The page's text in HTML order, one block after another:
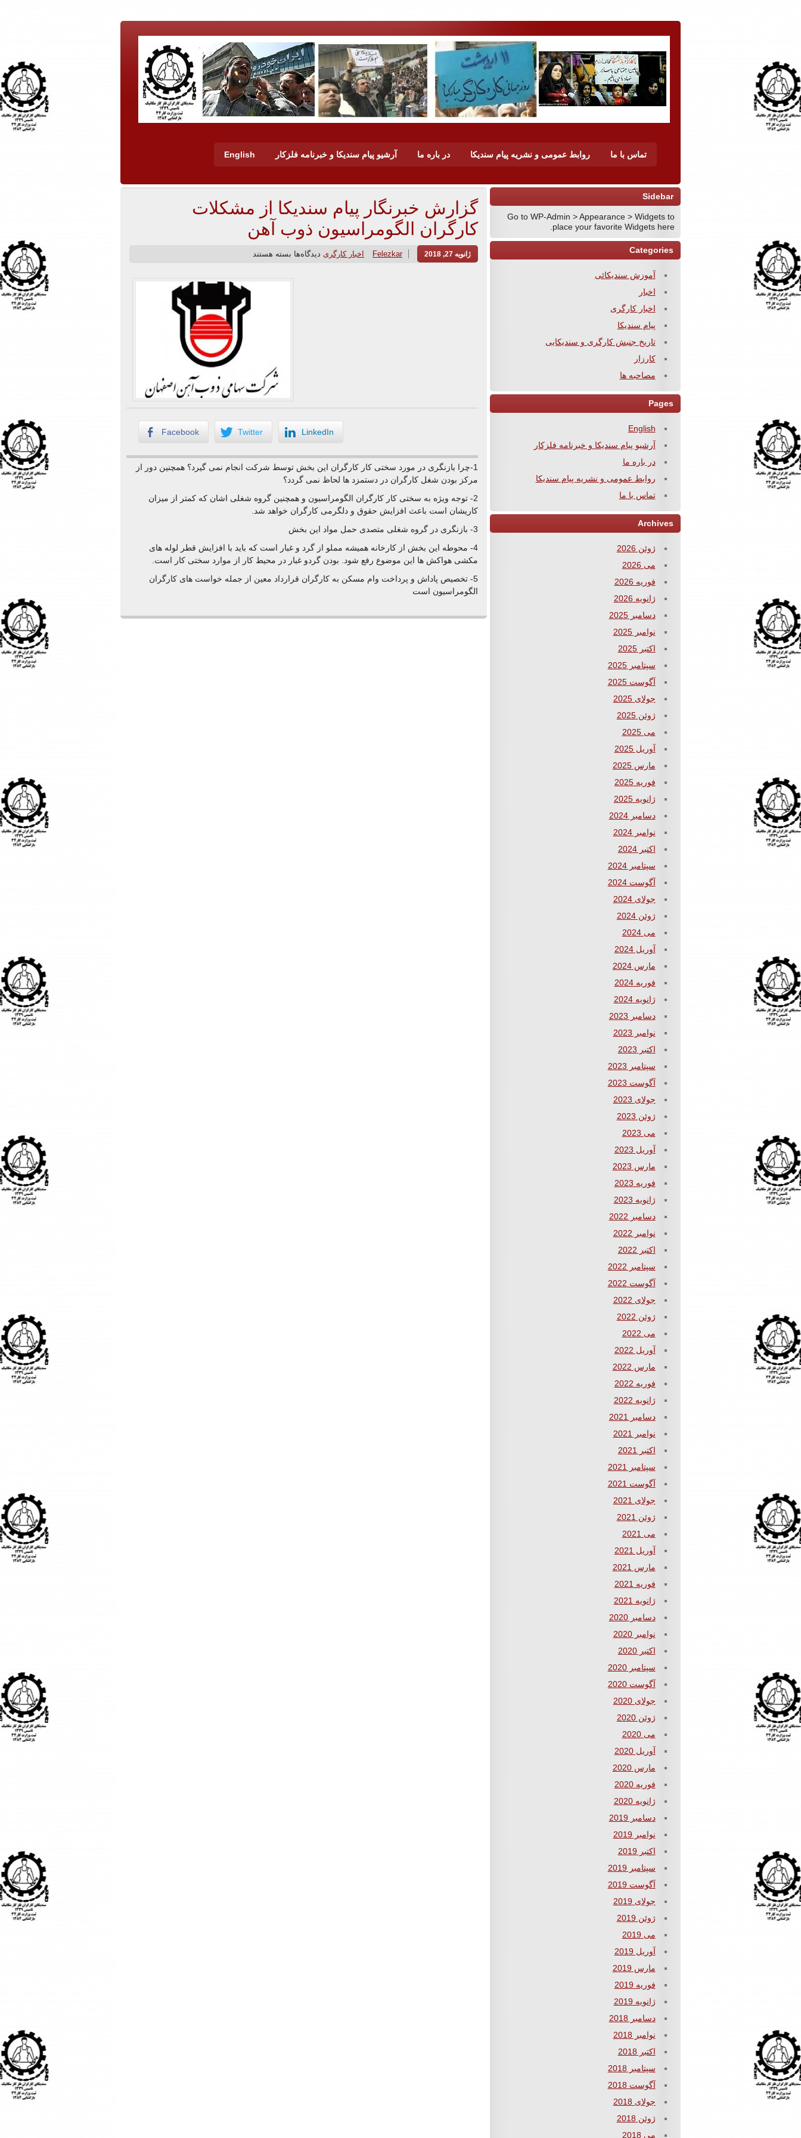
English آرشیو پیام سندیکا و خبرنامه فلزکار در باره ما روابط عمومی و نشریه پیام سندیکا تماس با ما
گزارش خبرنگار پیام سندیکا از مشکلات
کارگران الگومراسیون ذوب آهن
ژانویه 27, 2018 Felezkar اخبار کارگری دیدگاه‌ها بسته هستند
Facebook Twitter LinkedIn
1-چرا بازنگری در مورد سختی کار کارگران این بخش توسط شرکت انجام نمی گیرد؟ همچنین دور از
مرکز بودن شغل کارگران در دستمزد ها لحاظ نمی گردد؟
2- توجه ویژه به سختی کار کارگران الگومراسیون و همچنین گروه شغلی اشان که کمتر از میزان
کاریشان است باعث افزایش حقوق و دلگرمی کارگران خواهد شد.
3- بازنگری در گروه شغلی متصدی حمل مواد این بخش
4- محوطه این بخش از کارخانه همیشه مملو از گرد و غبار است که باید با افزایش قطر لوله های
مکشی هواکش ها این موضوع رفع شود. بودن گردو غبار در محیط کار از موارد سختی کار است.
5- تخصیص پاداش و پرداخت وام مسکن به کارگران قرارداد معین از جمله خواست های کارگران
الگومراسیون است
Sidebar
Go to WP-Admin > Appearance > Widgets to
place your favorite Widgets here.
Categories
آموزش سندیکائی
اخبار
اخبار کارگری
پیام سندیکا
تاریخ جنبش کارگری و سندیکایی
کارزار
مصاحبه ها
Pages
English
آرشیو پیام سندیکا و خبرنامه فلزکار
در باره ما
روابط عمومی و نشریه پیام سندیکا
تماس با ما
Archives
ژوئن 2026
می 2026
فوریه 2026
ژانویه 2026
دسامبر 2025
نوامبر 2025
اکتبر 2025
سپتامبر 2025
آگوست 2025
جولای 2025
ژوئن 2025
می 2025
آوریل 2025
مارس 2025
فوریه 2025
ژانویه 2025
دسامبر 2024
نوامبر 2024
اکتبر 2024
سپتامبر 2024
آگوست 2024
جولای 2024
ژوئن 2024
می 2024
آوریل 2024
مارس 2024
فوریه 2024
ژانویه 2024
دسامبر 2023
نوامبر 2023
اکتبر 2023
سپتامبر 2023
آگوست 2023
جولای 2023
ژوئن 2023
می 2023
آوریل 2023
مارس 2023
فوریه 2023
ژانویه 2023
دسامبر 2022
نوامبر 2022
اکتبر 2022
سپتامبر 2022
آگوست 2022
جولای 2022
ژوئن 2022
می 2022
آوریل 2022
مارس 2022
فوریه 2022
ژانویه 2022
دسامبر 2021
نوامبر 2021
اکتبر 2021
سپتامبر 2021
آگوست 2021
جولای 2021
ژوئن 2021
می 2021
آوریل 2021
مارس 2021
فوریه 2021
ژانویه 2021
دسامبر 2020
نوامبر 2020
اکتبر 2020
سپتامبر 2020
آگوست 2020
جولای 2020
ژوئن 2020
می 2020
آوریل 2020
مارس 2020
فوریه 2020
ژانویه 2020
دسامبر 2019
نوامبر 2019
اکتبر 2019
سپتامبر 2019
آگوست 2019
جولای 2019
ژوئن 2019
می 2019
آوریل 2019
مارس 2019
فوریه 2019
ژانویه 2019
دسامبر 2018
نوامبر 2018
اکتبر 2018
سپتامبر 2018
آگوست 2018
جولای 2018
ژوئن 2018
می 2018